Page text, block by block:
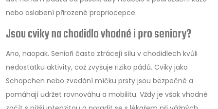
nebo oslabení přirozené propriocepce.
Jsou cviky na chodidlo vhodné i pro seniory?
Ano, naopak. Senioři často ztrácejí sílu v chodidlech kvůli
nedostatku aktivity, což zvyšuje riziko pádů. Cviky jako
Schopchen nebo zvedání míčku prsty jsou bezpečné a
pomáhají udržet rovnováhu a mobilitu. Vždy je však vhodné